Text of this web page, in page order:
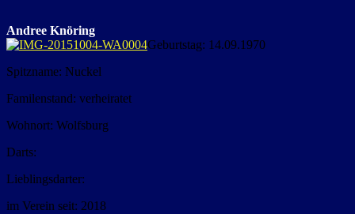
Andree Knöring
Geburtstag: 14.09.1970
Spitzname: Nuckel
Familenstand: verheiratet
Wohnort: Wolfsburg
Darts:
Lieblingsdarter:
im Verein seit: 2018